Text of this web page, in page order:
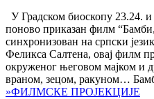
У Градском биоскопу 23.24. и
поново приказан филм
синхронизован на српски
Феликса Салтена, овај филм
окруженог његовом мајком
враном, зецом, ракуном…
»ФИЛМСКЕ ПРОЈЕКЦИЈЕ